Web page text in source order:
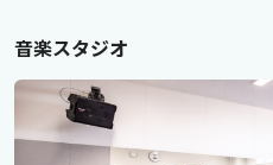
音楽スタジオ